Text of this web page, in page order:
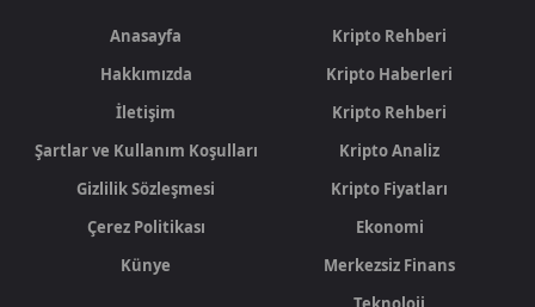
Anasayfa
Hakkımızda
İletişim
Şartlar ve Kullanım Koşulları
Gizlilik Sözleşmesi
Çerez Politikası
Künye
Kripto Rehberi
Kripto Haberleri
Kripto Rehberi
Kripto Analiz
Kripto Fiyatları
Ekonomi
Merkezsiz Finans